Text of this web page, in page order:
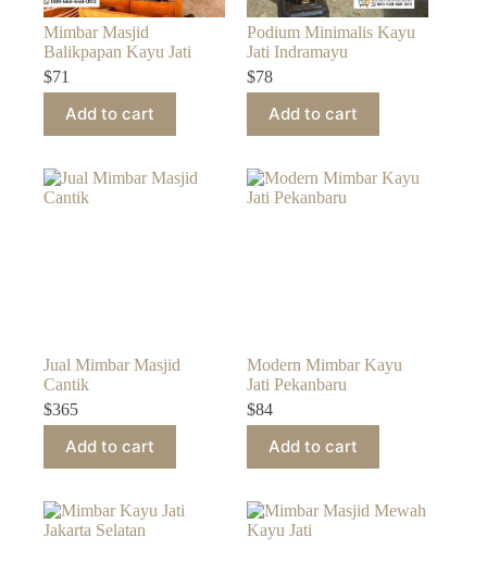
Mimbar Masjid
Balikpapan Kayu Jati
$71
Add to cart
Podium Minimalis Kayu
Jati Indramayu
$78
Add to cart
Jual Mimbar Masjid
Cantik
$365
Add to cart
Modern Mimbar Kayu
Jati Pekanbaru
$84
Add to cart